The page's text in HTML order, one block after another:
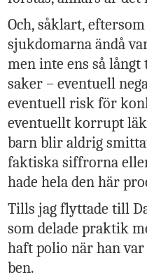
Och, såklart,
sjukdomarna ändå
men inte ens så långt
saker – eventuell
eventuell risk för
eventuellt korrupt
barn blir aldrig
faktiska siffrorna
hade hela den här
Tills jag flyttade till
som delade praktik
haft polio när han
ben.